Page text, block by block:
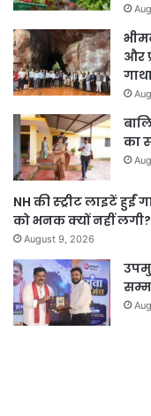
और
का
NH की स्ट्रीट लाइटें हुईं
को भनक क्यों नहीं लगी?
August 9, 2026